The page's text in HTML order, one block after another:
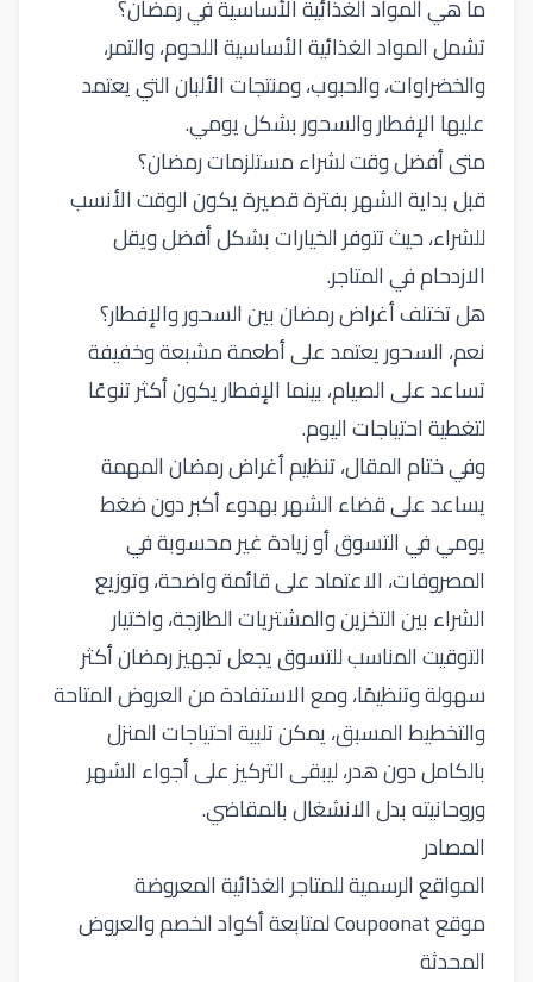
ما هي المواد الغذائية الأساسية في رمضان؟
تشمل المواد الغذائية الأساسية اللحوم، والتمر،
والخضراوات، والحبوب، ومنتجات الألبان التي يعتمد
عليها الإفطار والسحور بشكل يومي.
متى أفضل وقت لشراء مستلزمات رمضان؟
قبل بداية الشهر بفترة قصيرة يكون الوقت الأنسب
للشراء، حيث تتوفر الخيارات بشكل أفضل ويقل
الازدحام في المتاجر.
هل تختلف أغراض رمضان بين السحور والإفطار؟
نعم، السحور يعتمد على أطعمة مشبعة وخفيفة
تساعد على الصيام، بينما الإفطار يكون أكثر تنوعًا
لتغطية احتياجات اليوم.
وفي ختام المقال، تنظيم أغراض رمضان المهمة
يساعد على قضاء الشهر بهدوء أكبر دون ضغط
يومي في التسوق أو زيادة غير محسوبة في
المصروفات، الاعتماد على قائمة واضحة، وتوزيع
الشراء بين التخزين والمشتريات الطازجة، واختيار
التوقيت المناسب للتسوق يجعل تجهيز رمضان أكثر
سهولة وتنظيمًا، ومع الاستفادة من العروض المتاحة
والتخطيط المسبق، يمكن تلبية احتياجات المنزل
بالكامل دون هدر، ليبقى التركيز على أجواء الشهر
وروحانيته بدل الانشغال بالمقاضي.
المصادر
المواقع الرسمية للمتاجر الغذائية المعروضة
موقع
Coupoonat لمتابعة أكواد الخصم والعروض
المحدثة